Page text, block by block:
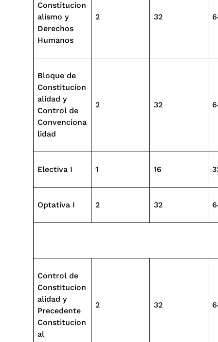
Constitucion
alismo y
Derechos
Humanos
2 32
Bloque de
Constitucion
alidad y
Control de
Convenciona
lidad
2 32
Electiva I 1 16
Optativa I 2 32
Control de
Constitucion
alidad y
Precedente
Constitucion
al
2 32